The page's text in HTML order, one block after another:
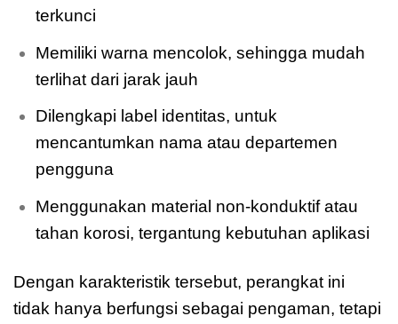
terkunci
Memiliki warna mencolok, sehingga mudah
terlihat dari jarak jauh
Dilengkapi label identitas, untuk
mencantumkan nama atau departemen
pengguna
Menggunakan material non-konduktif atau
tahan korosi, tergantung kebutuhan aplikasi
Dengan karakteristik tersebut, perangkat ini
tidak hanya berfungsi sebagai pengaman, tetapi